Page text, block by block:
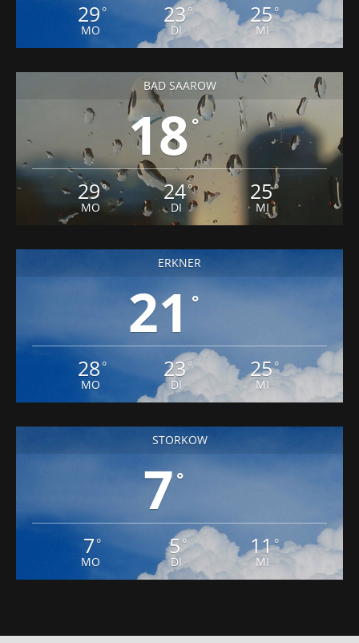
29 °
MO
23°
DI
25°
MI
BAD SAAROW
18 °
29°
MO
24°
DI
25°
MI
ERKNER
21 °
28 °
MO
23°
DI
25°
MI
STORKOW
7°
7 °
MO
5°
DI
11°
MI